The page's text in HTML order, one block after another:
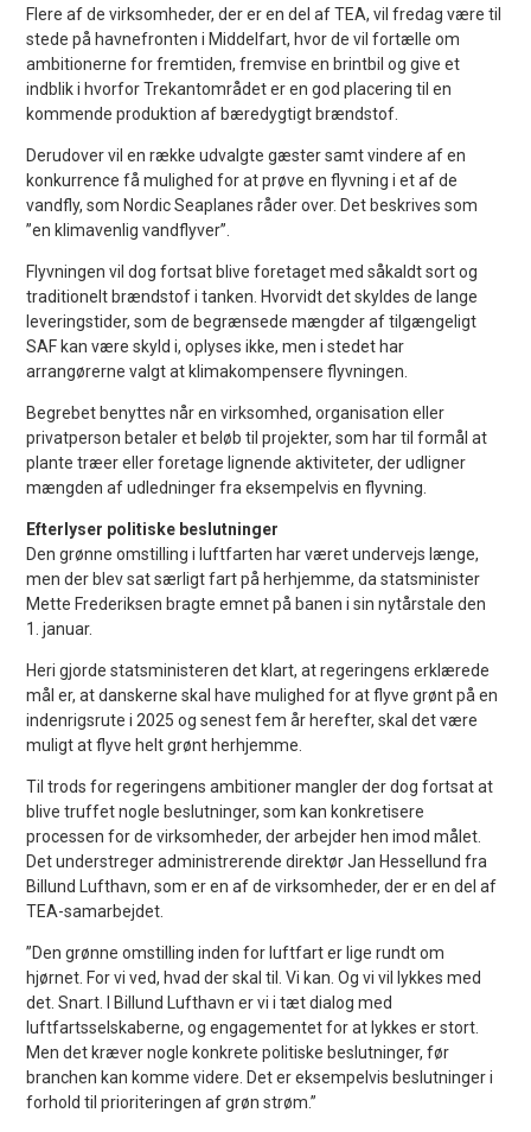
Flere af de virksomheder, der er en del af TEA, vil fredag være til
stede på havnefronten i Middelfart, hvor de vil fortælle om
ambitionerne for fremtiden, fremvise en brintbil og give et
indblik i hvorfor Trekantområdet er en god placering til en
kommende produktion af bæredygtigt brændstof.
Derudover vil en række udvalgte gæster samt vindere af en
konkurrence få mulighed for at prøve en flyvning i et af de
vandfly, som Nordic Seaplanes råder over. Det beskrives som
”en klimavenlig vandflyver”.
Flyvningen vil dog fortsat blive foretaget med såkaldt sort og
traditionelt brændstof i tanken. Hvorvidt det skyldes de lange
leveringstider, som de begrænsede mængder af tilgængeligt
SAF kan være skyld i, oplyses ikke, men i stedet har
arrangørerne valgt at klimakompensere flyvningen.
Begrebet benyttes når en virksomhed, organisation eller
privatperson betaler et beløb til projekter, som har til formål at
plante træer eller foretage lignende aktiviteter, der udligner
mængden af udledninger fra eksempelvis en flyvning.
Efterlyser politiske beslutninger
Den grønne omstilling i luftfarten har været undervejs længe,
men der blev sat særligt fart på herhjemme, da statsminister
Mette Frederiksen bragte emnet på banen i sin nytårstale den
1. januar.
Heri gjorde statsministeren det klart, at regeringens erklærede
mål er, at danskerne skal have mulighed for at flyve grønt på en
indenrigsrute i 2025 og senest fem år herefter, skal det være
muligt at flyve helt grønt herhjemme.
Til trods for regeringens ambitioner mangler der dog fortsat at
blive truffet nogle beslutninger, som kan konkretisere
processen for de virksomheder, der arbejder hen imod målet.
Det understreger administrerende direktør Jan Hessellund fra
Billund Lufthavn, som er en af de virksomheder, der er en del af
TEA-samarbejdet.
”Den grønne omstilling inden for luftfart er lige rundt om
hjørnet. For vi ved, hvad der skal til. Vi kan. Og vi vil lykkes med
det. Snart. I Billund Lufthavn er vi i tæt dialog med
luftfartsselskaberne, og engagementet for at lykkes er stort.
Men det kræver nogle konkrete politiske beslutninger, før
branchen kan komme videre. Det er eksempelvis beslutninger i
forhold til prioriteringen af grøn strøm.”